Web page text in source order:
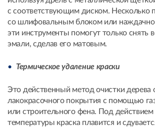
с соответствующим диском. Несколько
со шлифовальным блоком или
эти инструменты помогут только снять
эмали, сделав его матовым.
Термическое удаление краски
Это действенный метод очистки дерева
лакокрасочного покрытия с помощью
или строительного фена. Под
температуры краска плавится и